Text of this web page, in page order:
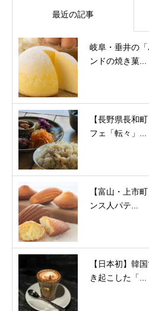
最近の記事
岐阜・垂井の
ンドの焼き菓...
【長野県長和
フェ「転々」...
【富山・上市
ンス人パテ...
【日本初】韓
き起こした「...